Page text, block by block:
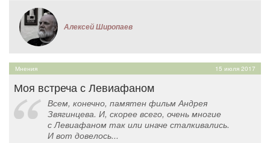
Алексей Широпаев
Мнения 15 июля 2017
Моя встреча с Левиафаном
Всем, конечно, памятен фильм Андрея
Звягинцева. И, скорее всего, очень многие
с Левиафаном так или иначе сталкивались.
И вот довелось...